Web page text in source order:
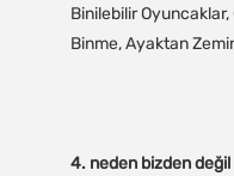
Binilebilir
4. neden bizden